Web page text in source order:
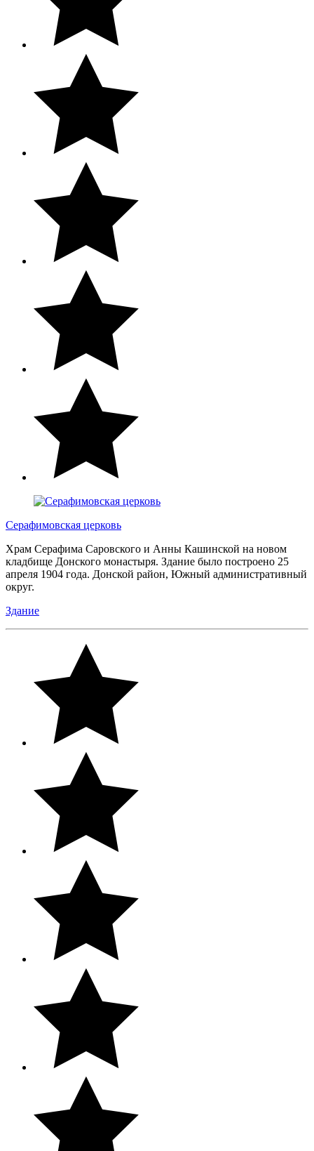
Серафимовская церковь
Храм Серафима Саровского и Анны Кашинской на новом
кладбище Донского монастыря. Здание было построено 25
апреля 1904 года. Донской район, Южный административный
округ.
Здание